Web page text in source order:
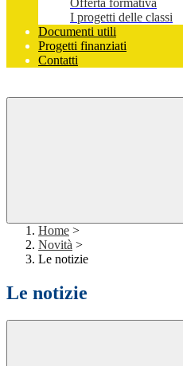
Offerta formativa
I progetti delle classi
Documenti utili
Progetti finanziati
Contatti
Home >
Novità >
Le notizie
Le notizie